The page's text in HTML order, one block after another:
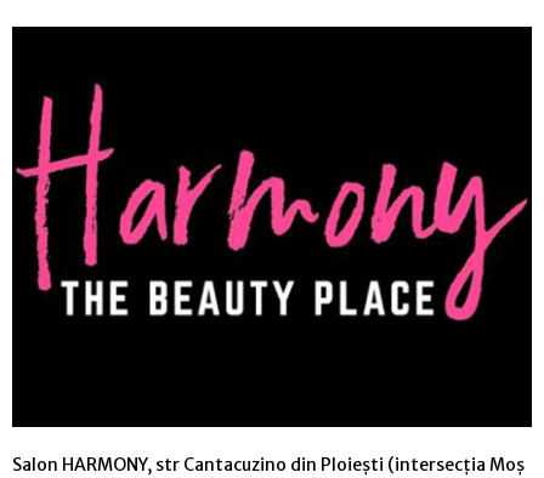
Salon HARMONY, str Cantacuzino din Ploiești (intersecția Moș